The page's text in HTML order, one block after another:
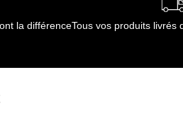
la différenceTous vos produits livrés